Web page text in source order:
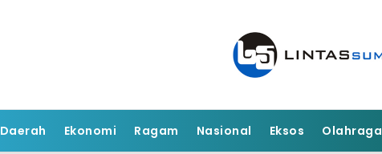
Daerah Ekonomi Ragam Nasional Eksos Olahraga